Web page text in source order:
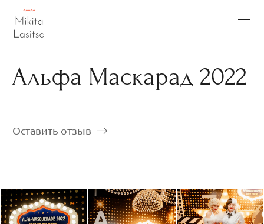
Альфа Маскарад 2022
Оставить отзыв